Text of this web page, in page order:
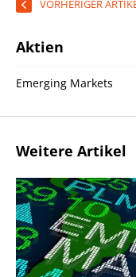
VORHERIGER
Aktien
Emerging Markets
Weitere Artikel